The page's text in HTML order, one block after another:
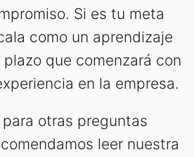
Si es tu meta
como un aprendizaje
plazo que comenzará con
en la empresa.
otras preguntas
leer nuestra